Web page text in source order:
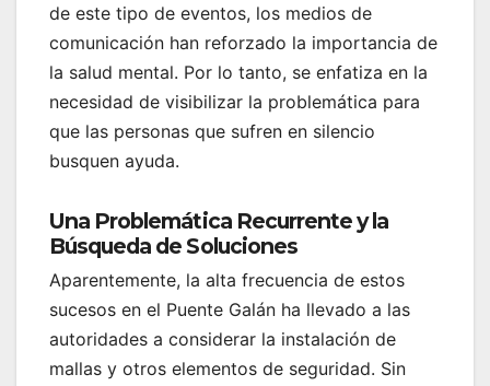
de este tipo de eventos, los medios de
comunicación han reforzado la importancia de
la salud mental. Por lo tanto, se enfatiza en la
necesidad de visibilizar la problemática para
que las personas que sufren en silencio
busquen ayuda.
Una Problemática Recurrente y la
Búsqueda de Soluciones
Aparentemente, la alta frecuencia de estos
sucesos en el Puente Galán ha llevado a las
autoridades a considerar la instalación de
mallas y otros elementos de seguridad. Sin